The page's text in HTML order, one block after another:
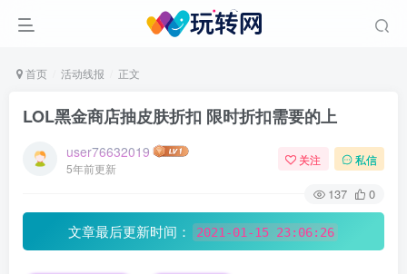
首页 活动线报 正文
LOL黑金商店抽皮肤折扣 限时折扣需要的上
user76632019
5年前更新
关注 私信
137 0
文章最后更新时间： 2021-01-15 23:06:26